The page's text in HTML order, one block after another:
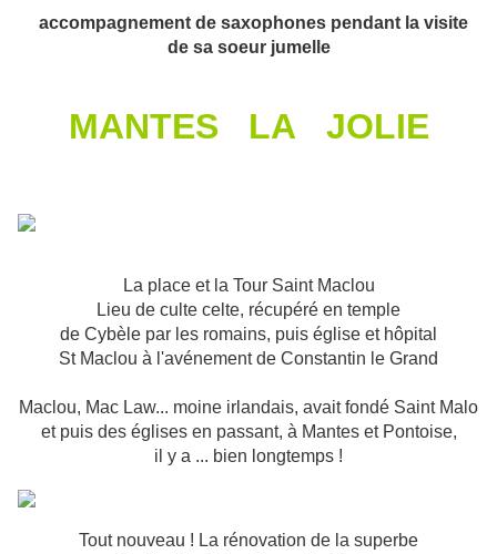
accompagnement de saxophones pendant la visite
de sa soeur jumelle
MANTES LA JOLIE
La place et la Tour Saint Maclou
Lieu de culte celte, récupéré en temple
de Cybèle par les romains, puis église et hôpital
St Maclou à l'avénement de Constantin le Grand
Maclou, Mac Law... moine irlandais, avait fondé Saint Malo
et puis des églises en passant, à Mantes et Pontoise,
il y a ... bien longtemps !
Tout nouveau ! La rénovation de la superbe